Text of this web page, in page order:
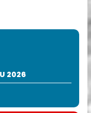
2026